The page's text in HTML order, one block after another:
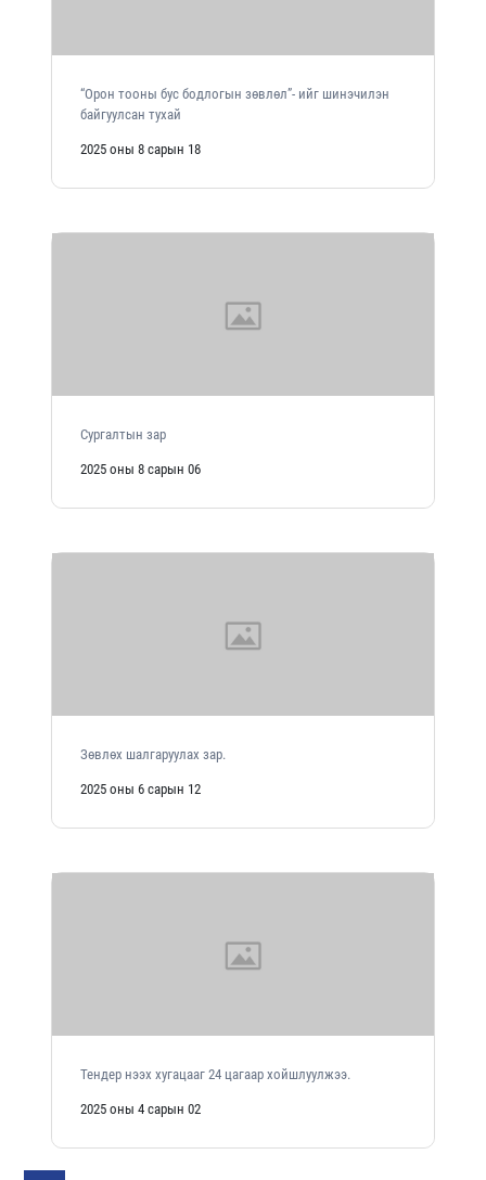
“Орон тооны бус бодлогын зөвлөл”- ийг шинэчилэн
байгуулсан тухай
2025 оны 8 сарын 18
Сургалтын зар
2025 оны 8 сарын 06
Зөвлөх шалгаруулах зар.
2025 оны 6 сарын 12
Тендер нээх хугацааг 24 цагаар хойшлуулжээ.
2025 оны 4 сарын 02